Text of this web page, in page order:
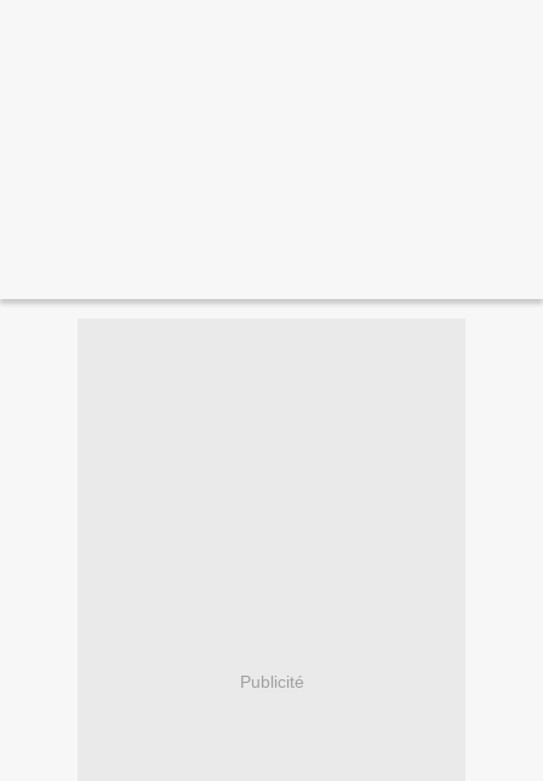
Publicité